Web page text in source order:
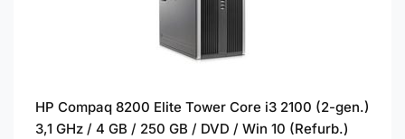
HP Compaq 8200 Elite Tower Core i3 2100 (2-gen.)
3,1 GHz / 4 GB / 250 GB / DVD / Win 10 (Refurb.)